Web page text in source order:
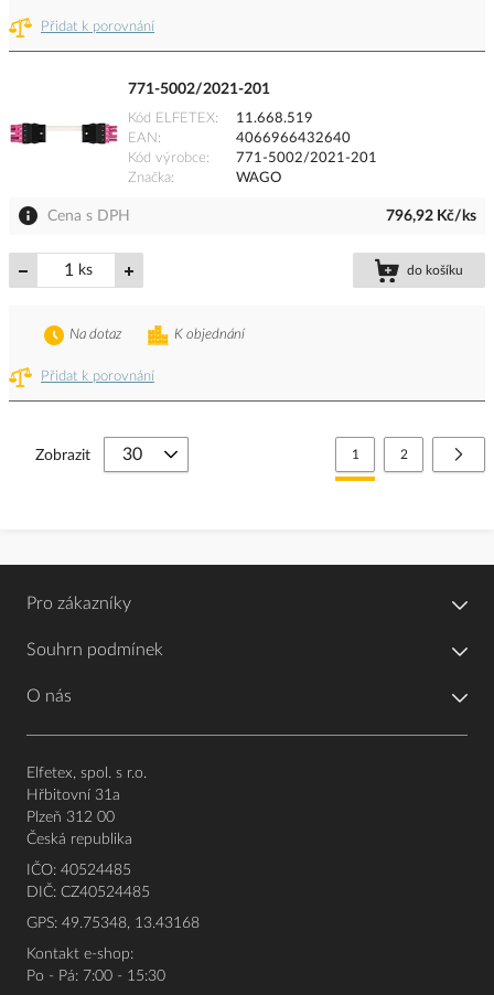
Přidat k porovnání
771-5002/2021-201
Kód ELFETEX
11.668.519
EAN
4066966432640
Kód výrobce
771-5002/2021-201
Značka
WAGO
Cena s DPH 796,92 Kč/ks
ks do košíku
Přidat k porovnání
K objednání
Na dotaz
Stránka
Právě si prohlížíte
1 Stránka
2
Zobrazit
Pro zákazníky
Souhrn podmínek
O nás
Elfetex, spol. s r.o.
Hřbitovní 31a
Plzeň 312 00
Česká republika
IČO: 40524485
DIČ: CZ40524485
GPS: 49.75348, 13.43168
Kontakt e-shop:
Po - Pá: 7:00 - 15:30